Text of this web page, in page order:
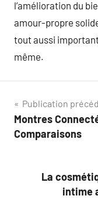
l’amélioration du
amour-propre
tout aussi
même.
Navigation
de
Publication
Montres
Comparaisons
La
intime